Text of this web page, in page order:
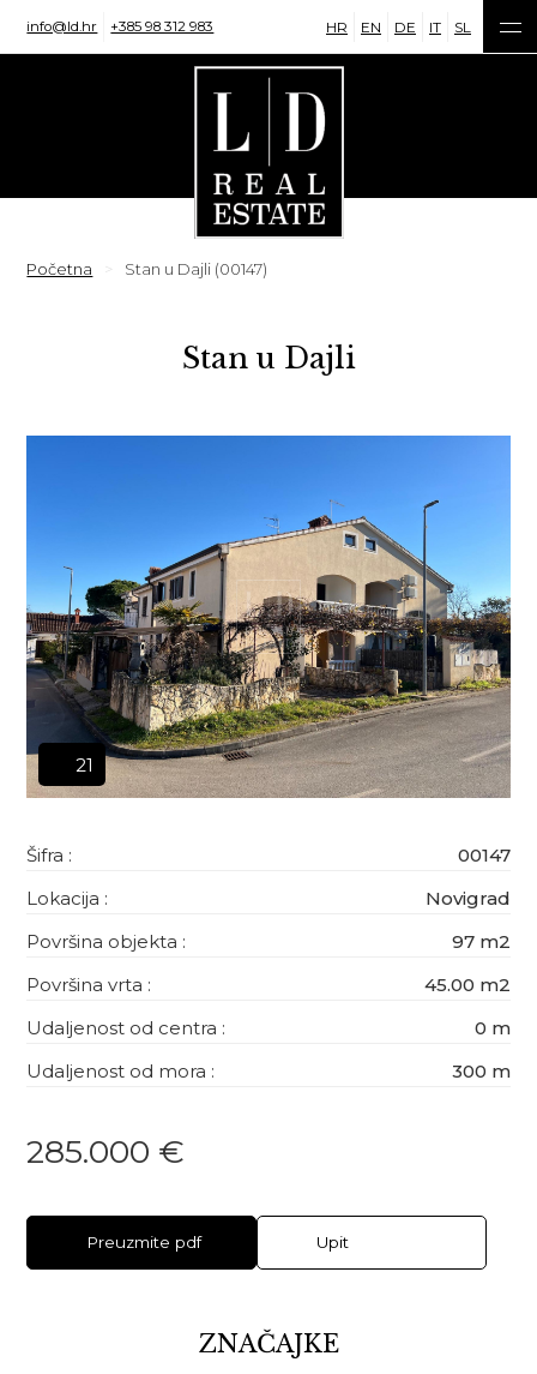
info@ld.hr +385 98 312 983 HR EN DE IT SL
Početna Stan u Dajli (00147)
Stan u Dajli
21
Šifra :
00147
Lokacija :
Novigrad
Površina objekta :
97 m2
Površina vrta :
45.00 m2
Udaljenost od centra :
0 m
Udaljenost od mora :
300 m
285.000 €
Preuzmite pdf Upit
ZNAČAJKE